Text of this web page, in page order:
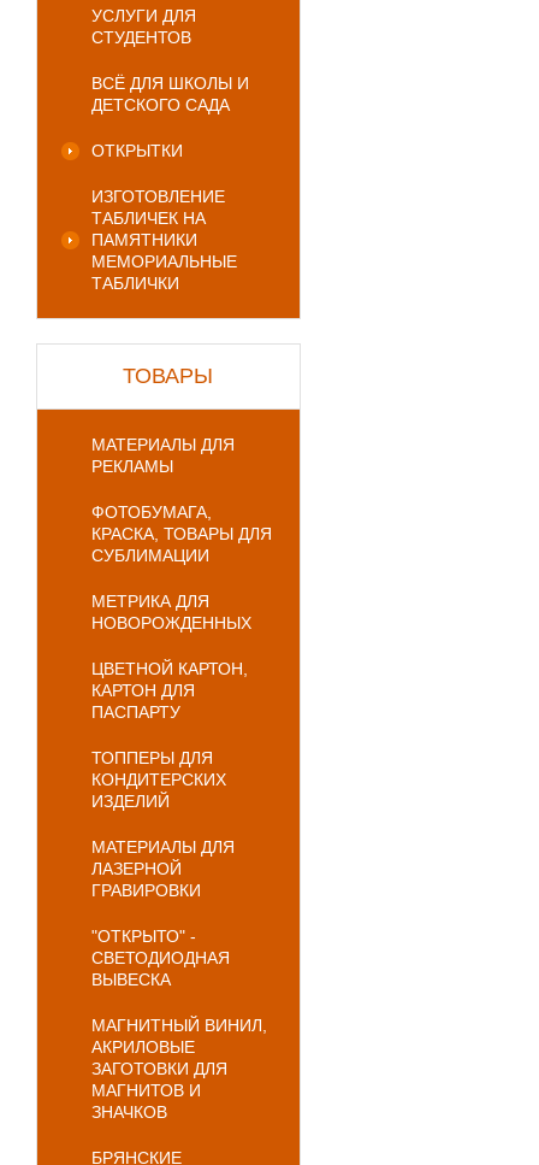
УСЛУГИ ДЛЯ
СТУДЕНТОВ
ВСЁ ДЛЯ ШКОЛЫ И
ДЕТСКОГО САДА
ОТКРЫТКИ
ИЗГОТОВЛЕНИЕ
ТАБЛИЧЕК НА
ПАМЯТНИКИ
МЕМОРИАЛЬНЫЕ
ТАБЛИЧКИ
ТОВАРЫ
МАТЕРИАЛЫ ДЛЯ
РЕКЛАМЫ
ФОТОБУМАГА,
КРАСКА, ТОВАРЫ ДЛЯ
СУБЛИМАЦИИ
МЕТРИКА ДЛЯ
НОВОРОЖДЕННЫХ
ЦВЕТНОЙ КАРТОН,
КАРТОН ДЛЯ
ПАСПАРТУ
ТОППЕРЫ ДЛЯ
КОНДИТЕРСКИХ
ИЗДЕЛИЙ
МАТЕРИАЛЫ ДЛЯ
ЛАЗЕРНОЙ
ГРАВИРОВКИ
"ОТКРЫТО" -
СВЕТОДИОДНАЯ
ВЫВЕСКА
МАГНИТНЫЙ ВИНИЛ,
АКРИЛОВЫЕ
ЗАГОТОВКИ ДЛЯ
МАГНИТОВ И
ЗНАЧКОВ
БРЯНСКИЕ